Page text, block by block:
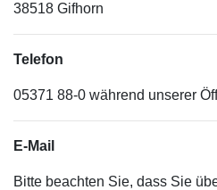
38518 Gifhorn
Telefon
05371 88-0 während unserer
E-Mail
Bitte beachten Sie, dass Sie